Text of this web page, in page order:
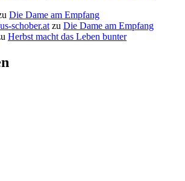
Die Dame am Empfang
schober.at zu Die Dame am Empfang
Herbst macht das Leben bunter